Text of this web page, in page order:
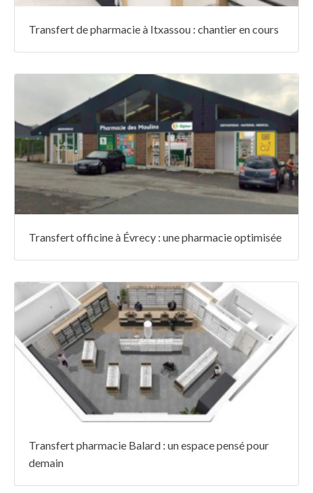
Transfert de pharmacie à Itxassou : chantier en cours
Transfert officine à Évrecy : une pharmacie optimisée
Transfert pharmacie Balard : un espace pensé pour
demain